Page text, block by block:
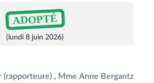
ADOPTÉ
(lundi 8 juin 2026)
(rapporteure) Mme Anne Bergantz